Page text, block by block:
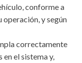
conforme a
y según
correctamente
el sistema y,